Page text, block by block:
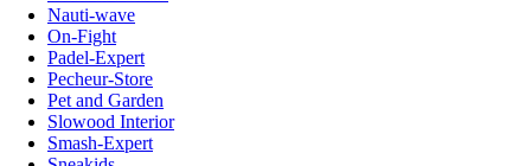
Nauti-wave
On-Fight
Padel-Expert
Pecheur-Store
Pet and Garden
Slowood Interior
Smash-Expert